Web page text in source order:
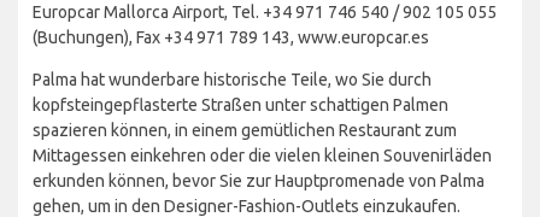
Europcar Mallorca Airport, Tel. +34 971 746 540 / 902 105 055
(Buchungen), Fax +34 971 789 143, www.europcar.es
Palma hat wunderbare historische Teile, wo Sie durch
kopfsteingepflasterte Straßen unter schattigen Palmen
spazieren können, in einem gemütlichen Restaurant zum
Mittagessen einkehren oder die vielen kleinen Souvenirläden
erkunden können, bevor Sie zur Hauptpromenade von Palma
gehen, um in den Designer-Fashion-Outlets einzukaufen.